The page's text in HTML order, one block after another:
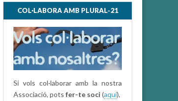
COL·LABORA AMB PLURAL-21
Si vols col·laborar amb la nostra
Associació, pots fer-te soci (aquí),